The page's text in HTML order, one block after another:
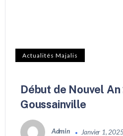
Actualités Majalis
Début de Nouvel
Goussainville
Admin Janvier 1,